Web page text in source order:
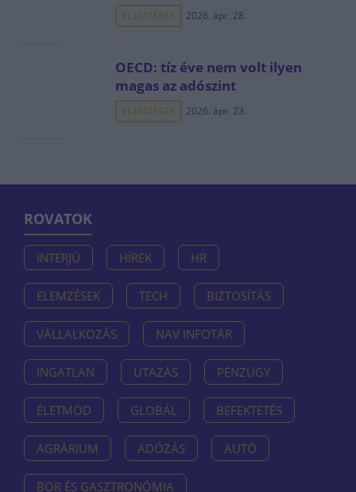
ELEMZÉSEK 2026. ápr. 28.
OECD: tíz éve nem volt ilyen
magas az adószint
ELEMZÉSEK 2026. ápr. 23.
ROVATOK
INTERJÚ HÍREK HR
ELEMZÉSEK TECH BIZTOSÍTÁS
VÁLLALKOZÁS NAV INFOTÁR
INGATLAN UTAZÁS PÉNZÜGY
ÉLETMÓD GLOBÁL BEFEKTETÉS
AGRÁRIUM ADÓZÁS AUTÓ
BOR ÉS GASZTRONÓMIA